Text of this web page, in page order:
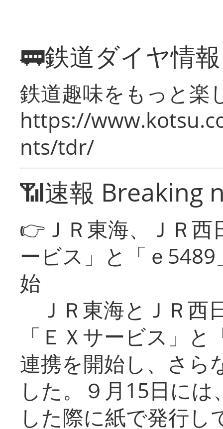
🚃鉄道ダイヤ情
鉄道趣味をもっと楽
https://
nts/tdr/
📶速報 Breaking
👉ＪＲ東海、ＪＲ
ービス」と「ｅ
始
ＪＲ東海とＪＲ西
「ＥＸサービス」
連携を開始し、さら
した。９月15日に
した際に紙で発行し